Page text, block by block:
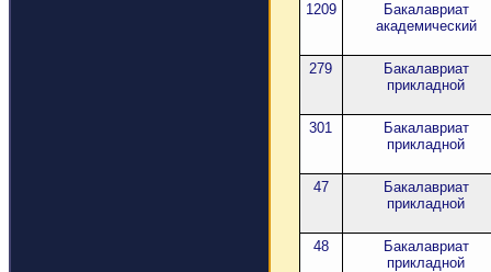
1209
Бакалавриат
академический
279
Бакалавриат
прикладной
301
Бакалавриат
прикладной
47
Бакалавриат
прикладной
48
Бакалавриат
прикладной